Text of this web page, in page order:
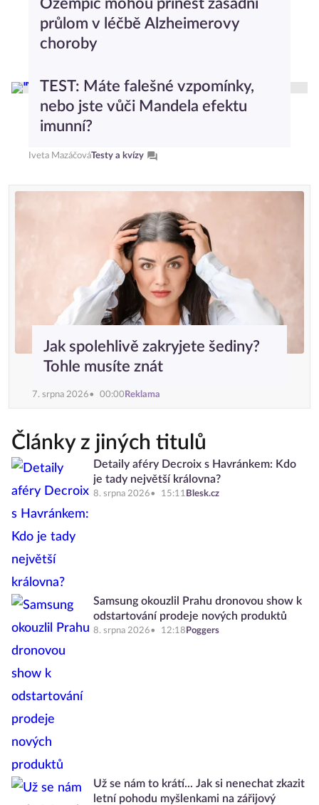
Ozempic mohou přinést zásadní
průlom v léčbě Alzheimerovy
choroby
TEST: Máte falešné vzpomínky,
nebo jste vůči Mandela efektu
imunní?
Iveta MazáčováTesty a kvízy
Jak spolehlivě zakryjete šediny?
Tohle musíte znát
7. srpna 2026 00:00 Reklama
Články z jiných titulů
Detaily aféry Decroix s Havránkem: Kdo
je tady největší královna?
8. srpna 2026 15:11 Blesk.cz
Samsung okouzlil Prahu dronovou show k
odstartování prodeje nových produktů
8. srpna 2026 12:18 Poggers
Už se nám to krátí... Jak si nenechat zkazit
letní pohodu myšlenkami na zářijový